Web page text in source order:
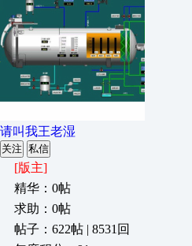
请叫我王老湿
关注 私信
[版主]
精华：0帖
求助：0帖
帖子：622帖 | 8531回